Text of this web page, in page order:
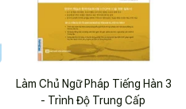
Làm Chủ Ngữ Pháp Tiếng Hàn 3
- Trình Độ Trung Cấp